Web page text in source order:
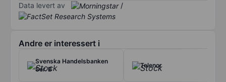
Data levert av /
Andre er interessert i
Svenska Handelsbanken
Ser. B
Telenor